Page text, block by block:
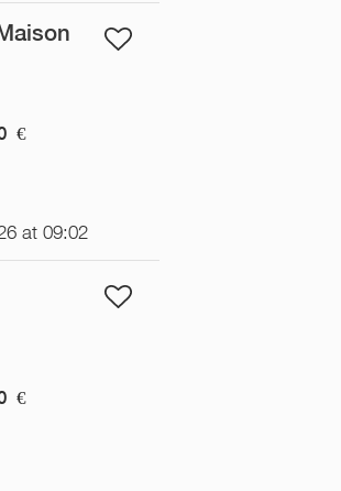
€
at 09:02
€